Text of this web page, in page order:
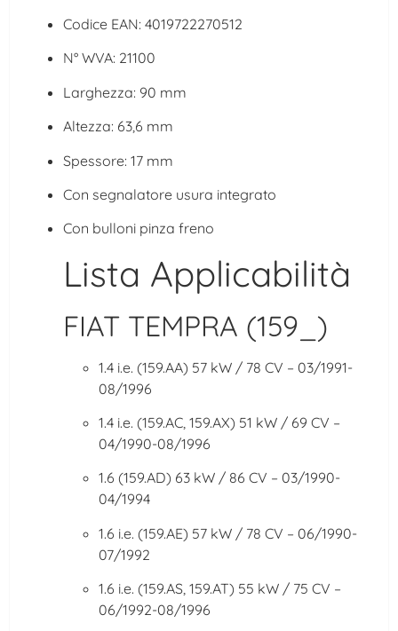
Codice EAN: 4019722270512
N° WVA: 21100
Larghezza: 90 mm
Altezza: 63,6 mm
Spessore: 17 mm
Con segnalatore usura integrato
Con bulloni pinza freno
Lista Applicabilità
FIAT TEMPRA (159_)
1.4 i.e. (159.AA) 57 kW / 78 CV – 03/1991-
08/1996
1.4 i.e. (159.AC, 159.AX) 51 kW / 69 CV –
04/1990-08/1996
1.6 (159.AD) 63 kW / 86 CV – 03/1990-
04/1994
1.6 i.e. (159.AE) 57 kW / 78 CV – 06/1990-
07/1992
1.6 i.e. (159.AS, 159.AT) 55 kW / 75 CV –
06/1992-08/1996